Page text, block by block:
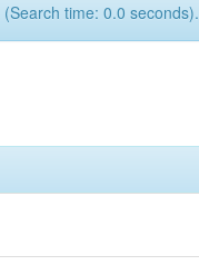
time: 0.0 seconds).